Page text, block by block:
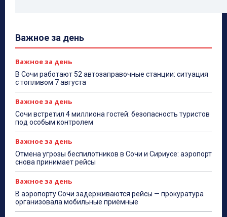
Важное за день
Важное за день
В Сочи работают 52 автозаправочные станции: ситуация
с топливом 7 августа
Важное за день
Сочи встретил 4 миллиона гостей: безопасность туристов
под особым контролем
Важное за день
Отмена угрозы беспилотников в Сочи и Сириусе: аэропорт
снова принимает рейсы
Важное за день
В аэропорту Сочи задерживаются рейсы — прокуратура
организовала мобильные приёмные